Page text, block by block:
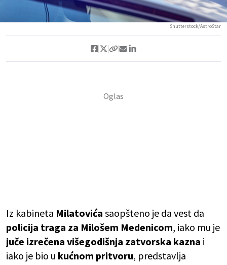
Shutterstock/AstroStar
Iz kabineta Milatovića saopšteno je da vest da
policija traga za Milošem Medenicom, iako mu je
juče izrečena višegodišnja zatvorska kazna i
iako je bio u kućnom pritvoru, predstavlja